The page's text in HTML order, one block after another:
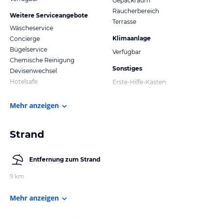
Weitere Serviceangebote
Wäscheservice
Concierge
Bügelservice
Chemische Reinigung
Devisenwechsel
Hotelsafe
Raucherbereich
Terrasse
Klimaanlage
Verfügbar
Sonstiges
Erste-Hilfe-Kasten
Mehr anzeigen
Strand
Entfernung zum Strand
9 km
Mehr anzeigen